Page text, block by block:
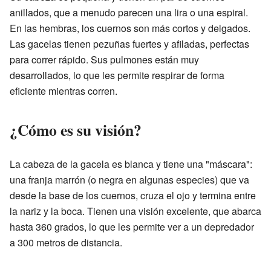
anillados, que a menudo parecen una lira o una espiral.
En las hembras, los cuernos son más cortos y delgados.
Las gacelas tienen pezuñas fuertes y afiladas, perfectas
para correr rápido. Sus pulmones están muy
desarrollados, lo que les permite respirar de forma
eficiente mientras corren.
¿Cómo es su visión?
La cabeza de la gacela es blanca y tiene una "máscara":
una franja marrón (o negra en algunas especies) que va
desde la base de los cuernos, cruza el ojo y termina entre
la nariz y la boca. Tienen una visión excelente, que abarca
hasta 360 grados, lo que les permite ver a un depredador
a 300 metros de distancia.